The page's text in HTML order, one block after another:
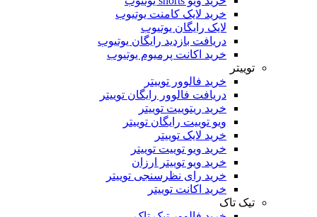
خرید لایک کامنت یوتیوب
لایک رایگان یوتیوب
دریافت بازدید رایگان یوتیوب
خرید اکانت پرمیوم یوتیوب
توییتر
خرید فالوور توییتر
دریافت فالوور رایگان توییتر
خرید ریتوییت توییتر
ویو توییت رایگان توییتر
خرید لایک توییتر
خرید ویو توییت توییتر
خرید ویو توییتر ارزان
خرید رای نظرسنجی توییتر
خرید اکانت توییتر
تیک تاک